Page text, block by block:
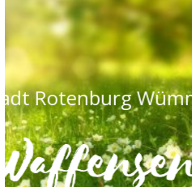
Stadt
Stadt